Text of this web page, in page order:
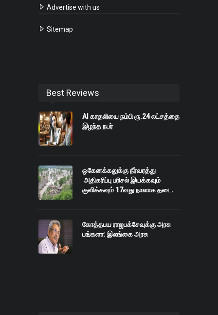
Advertise with us
Sitemap
Best Reviews
Al காதலியை நம்பி ரூ.24 லட்சத்தை
இழந்த நபர்
ஒகேனக்கலுக்கு நீர்வரத்து
அதிகரிப்பு பரிசல் இயக்கவும்
குளிக்கவும் 17வது நாளாக தடை.
கோத்தபய ராஜபக்சேவுக்கு அரசு
பங்களா: இலங்கை அரசு